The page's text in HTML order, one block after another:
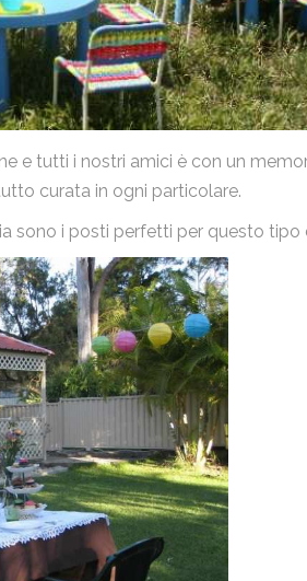
e tutti i nostri amici è con un
curata in ogni particolare.
sono i posti perfetti per questo tipo